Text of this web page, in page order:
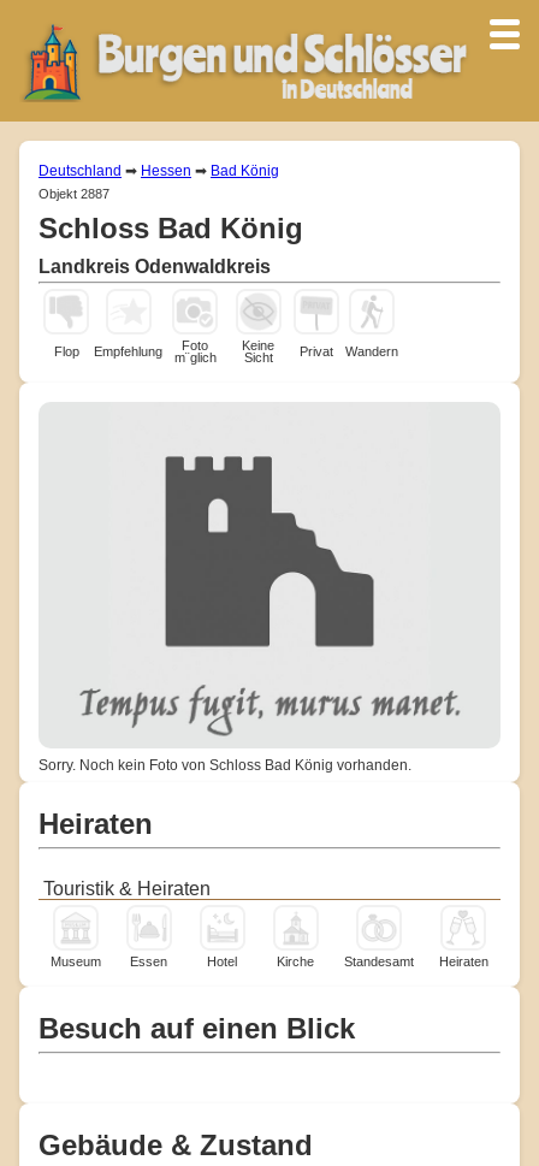
Deutschland ➡ Hessen ➡ Bad König
Objekt 2887
Schloss Bad König
Landkreis Odenwaldkreis
Flop Empfehlung
Foto
m¨glich
Keine
Sicht
Privat Wandern
Sorry. Noch kein Foto von Schloss Bad König vorhanden.
Heiraten
Touristik & Heiraten
Museum Essen Hotel Kirche Standesamt Heiraten
Besuch auf einen Blick
Gebäude & Zustand